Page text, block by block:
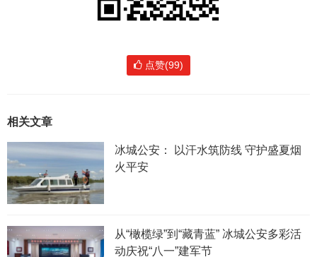
点赞(99)
相关文章
冰城公安： 以汗水筑防线 守护盛夏烟
火平安
从“橄榄绿”到“藏青蓝” 冰城公安多彩活
动庆祝“八一”建军节